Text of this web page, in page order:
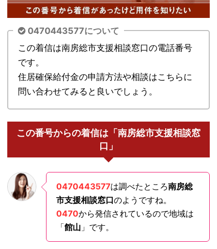
0470443577について
この着信は南房総市支援相談窓口の電話番号
です。
住居確保給付金の申請方法や相談はこちらに
問い合わせてみると良いでしょう。
この番号からの着信は「南房総市支援相談窓
口」
0470443577は調べたところ南房総
市支援相談窓口のようですね。
0470から発信されているので地域は
「 館山 」です。